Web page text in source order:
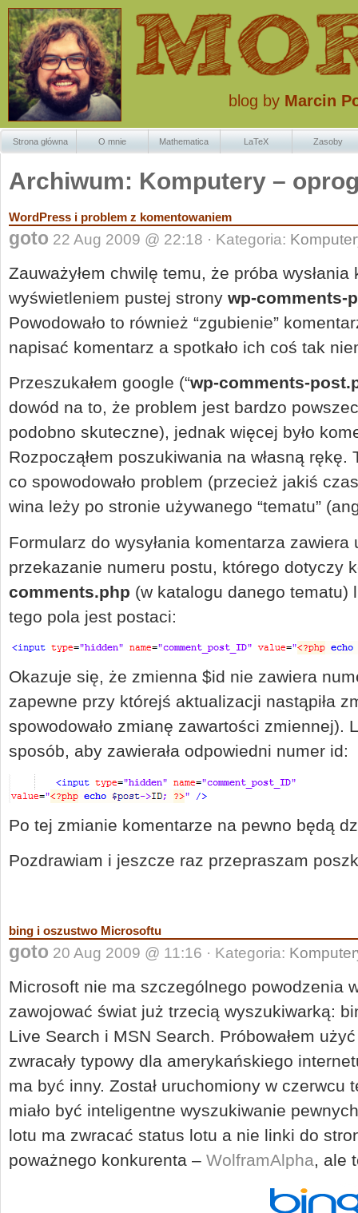
blog by Marcin
Strona główna O mnie Mathematica LaTeX Zasoby
Archiwum: Komputery –
WordPress i problem z komentowaniem
goto 22 Aug 2009 @ 22:18 · Kategoria:
Zauważyłem chwilę temu, że próba
wyświetleniem pustej strony wp-comments-
Powodowało to również “zgubienie”
napisać komentarz a spotkało ich coś tak
Przeszukałem google (“wp-comments-
dowód na to, że problem jest bardzo
podobno skuteczne), jednak więcej było
Rozpocząłem poszukiwania na własną
co spowodowało problem (przecież jakiś
wina leży po stronie używanego “tematu”
Formularz do wysyłania komentarza
przekazanie numeru postu, którego dotyczy
comments.php (w katalogu danego tematu)
tego pola jest postaci:
Okazuje się, że zmienna $id nie zawiera
zapewne przy którejś aktualizacji nastąpiła
spowodowało zmianę zawartości zmiennej).
sposób, aby zawierała odpowiedni numer id:
Po tej zmianie komentarze na pewno będą
Pozdrawiam i jeszcze raz przepraszam
bing i oszustwo Microsoftu
goto 20 Aug 2009 @ 11:16 · Kategoria:
Microsoft nie ma szczególnego powodzenia
zawojować świat już trzecią wyszukiwarką:
Live Search i MSN Search. Próbowałem
zwracały typowy dla amerykańskiego
ma być inny. Został uruchomiony w czerwcu
miało być inteligentne wyszukiwanie
lotu ma zwracać status lotu a nie linki do
poważnego konkurenta – WolframAlpha, ale